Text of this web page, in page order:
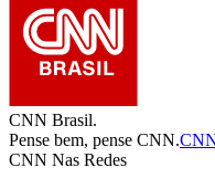
CNN Brasil.
Pense bem, pense CNN.
CNN Nas Redes